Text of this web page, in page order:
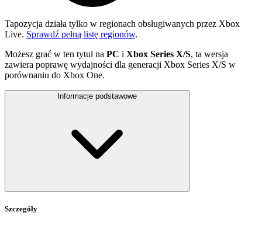
Tapozycja działa tylko w regionach obsługiwanych przez Xbox
Live. Sprawdź pełną listę regionów.
Możesz grać w ten tytuł na PC i Xbox Series X/S, ta wersja
zawiera poprawę wydajności dla generacji Xbox Series X/S w
porównaniu do Xbox One.
Informacje podstawowe
Szczegóły